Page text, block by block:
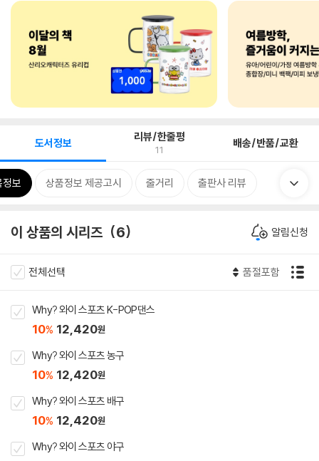
도서정보 리뷰/한줄평
11 배송/반품/교환
정보 상품정보 제공고시 줄거리 출판사 리뷰
이 상품의 시리즈 6 알림신청
전체선택 품절포함
Why? 와이 스포츠 K-POP댄스
10% 12,420원
Why? 와이 스포츠 농구
10% 12,420원
Why? 와이 스포츠 배구
10% 12,420원
Why? 와이 스포츠 야구